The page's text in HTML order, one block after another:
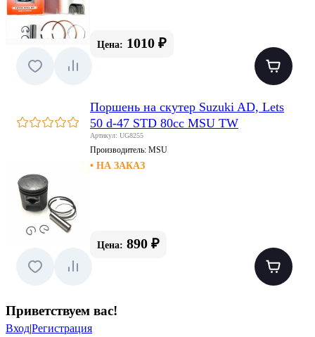
Цена: 1010 ₽
Поршень на скутер Suzuki AD, Lets
50 d-47 STD 80cc MSU TW
Артикул: UG8255
Производитель: MSU
• НА ЗАКАЗ
Цена: 890 ₽
Приветствуем вас!
Вход|Регистрация